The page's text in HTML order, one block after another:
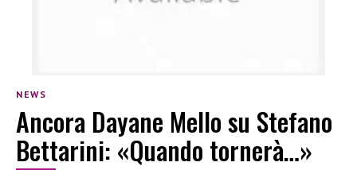
NEWS
Ancora Dayane Mello su Stefano
Bettarini: «Quando tornerà…»